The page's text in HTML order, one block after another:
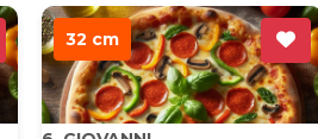
32 cm